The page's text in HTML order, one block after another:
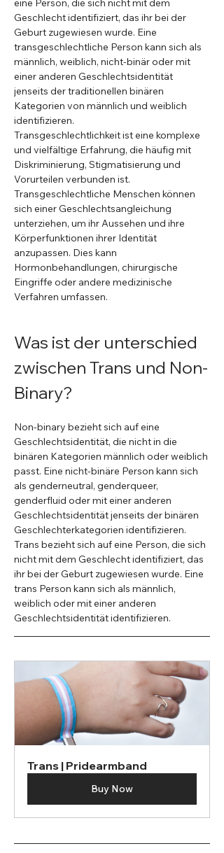
eine Person, die sich nicht mit dem
Geschlecht identifiziert, das ihr bei der
Geburt zugewiesen wurde. Eine
transgeschlechtliche Person kann sich als
männlich, weiblich, nicht-binär oder mit
einer anderen Geschlechtsidentität
jenseits der traditionellen binären
Kategorien von männlich und weiblich
identifizieren.
Transgeschlechtlichkeit ist eine komplexe
und vielfältige Erfahrung, die häufig mit
Diskriminierung, Stigmatisierung und
Vorurteilen verbunden ist.
Transgeschlechtliche Menschen können
sich einer Geschlechtsangleichung
unterziehen, um ihr Aussehen und ihre
Körperfunktionen ihrer Identität
anzupassen. Dies kann
Hormonbehandlungen, chirurgische
Eingriffe oder andere medizinische
Verfahren umfassen.
Was ist der unterschied
zwischen Trans und Non-
Binary?
Non-binary bezieht sich auf eine
Geschlechtsidentität, die nicht in die
binären Kategorien männlich oder weiblich
passt. Eine nicht-binäre Person kann sich
als genderneutral, genderqueer,
genderfluid oder mit einer anderen
Geschlechtsidentität jenseits der binären
Geschlechterkategorien identifizieren.
Trans bezieht sich auf eine Person, die sich
nicht mit dem Geschlecht identifiziert, das
ihr bei der Geburt zugewiesen wurde. Eine
trans Person kann sich als männlich,
weiblich oder mit einer anderen
Geschlechtsidentität identifizieren.
Trans | Pridearmband
Buy Now